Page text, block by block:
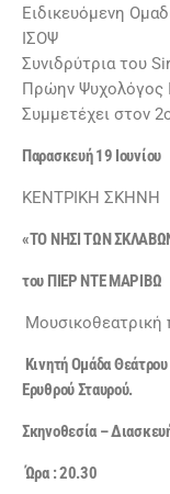
Ειδικευόμενη
ΙΣΟΨ
Συνιδρύτρια του
Πρώην
Συμμετέχει στον
Παρασκευή 19 Ιουνίου
ΚΕΝΤΡΙΚΗ ΣΚΗΝΗ
«ΤΟ ΝΗΣΙ ΤΩΝ
του ΠΙΕΡ ΝΤΕ ΜΑΡΙΒΩ
Μουσικοθεατρική
Κινητή Ομάδα
Ερυθρού Σταυρού.
Σκηνοθεσία –
Ώρα : 20.30